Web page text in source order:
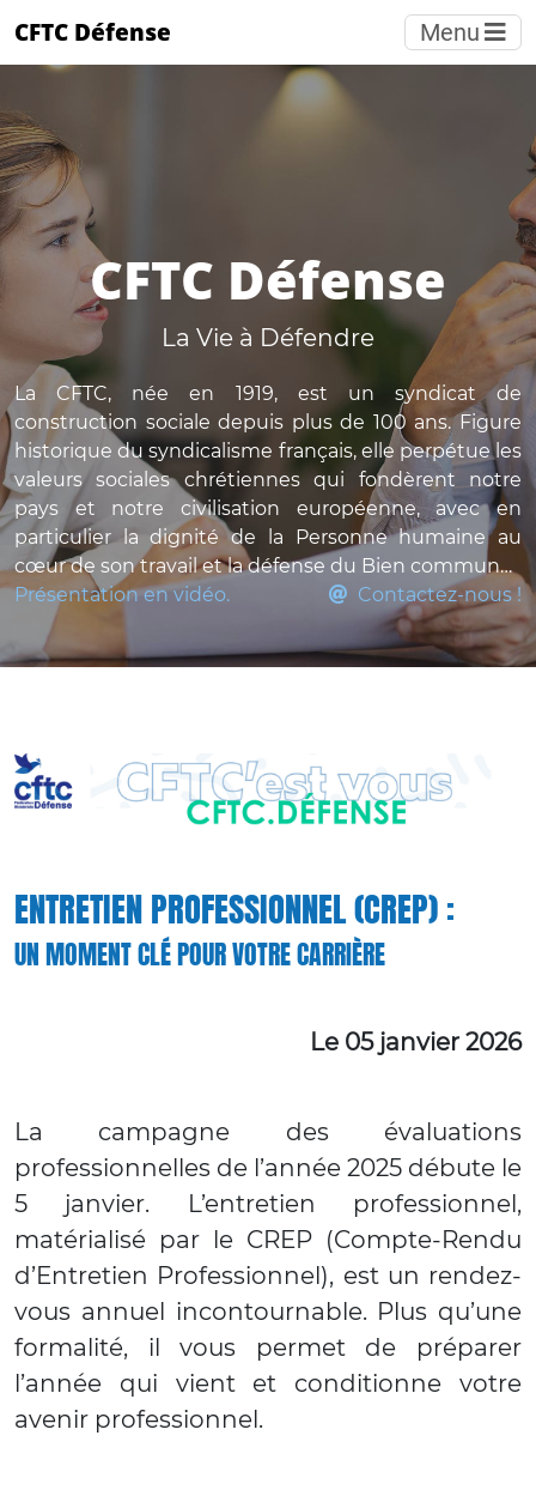
CFTC Défense Menu
CFTC Défense
La Vie à Défendre
La CFTC, née en 1919, est un syndicat de
construction sociale depuis plus de 100 ans. Figure
historique du syndicalisme français, elle perpétue les
valeurs sociales chrétiennes qui fondèrent notre
pays et notre civilisation européenne, avec en
particulier la dignité de la Personne humaine au
cœur de son travail et la défense du Bien commun…
Présentation en vidéo.
Contactez-nous !
ENTRETIEN PROFESSIONNEL (CREP) :
UN MOMENT CLÉ POUR VOTRE CARRIÈRE
Le 05 janvier 2026
La campagne des évaluations
professionnelles de l’année 2025 débute le
5 janvier. L’entretien professionnel,
matérialisé par le CREP (Compte-Rendu
d’Entretien Professionnel), est un rendez-
vous annuel incontournable. Plus qu’une
formalité, il vous permet de préparer
l’année qui vient et conditionne votre
avenir professionnel.